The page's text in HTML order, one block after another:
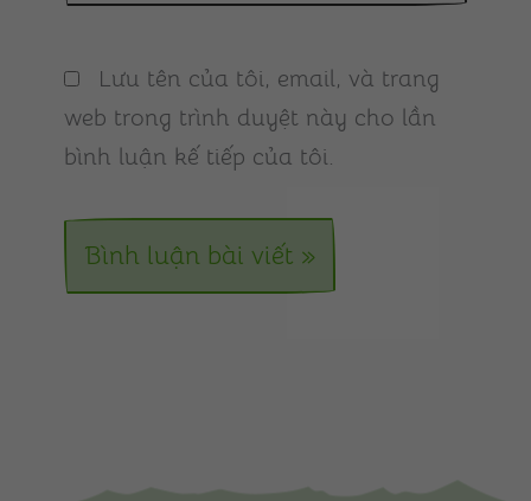
Lưu tên của tôi, email, và trang
web trong trình duyệt này cho lần
bình luận kế tiếp của tôi.